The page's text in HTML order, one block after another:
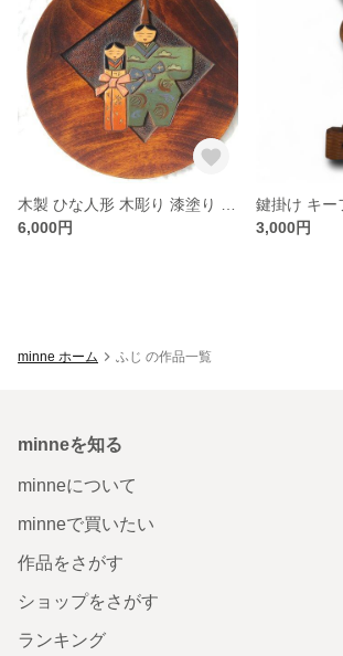
6,000円
3,000円
minne ホーム ふじ の作品一覧
minneを知る
minneについて
minneで買いたい
作品をさがす
ショップをさがす
ランキング